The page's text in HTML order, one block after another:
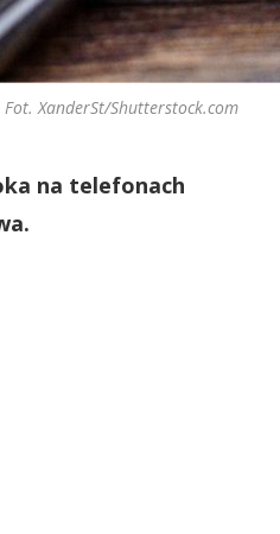
XanderSt/Shutterstock.com
na telefonach